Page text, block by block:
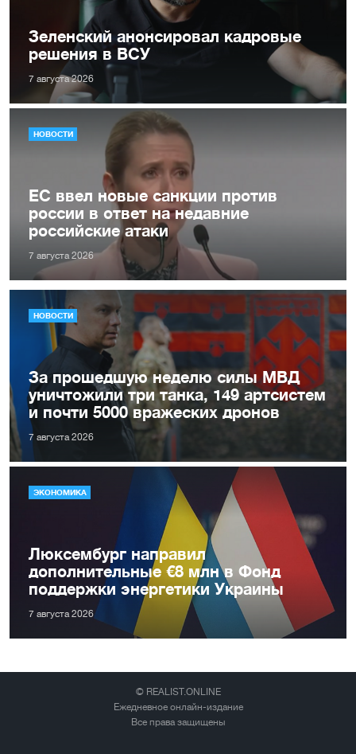
Зеленский анонсировал кадровые
решения в ВСУ
7 августа 2026
НОВОСТИ
ЕС ввел новые санкции против
россии в ответ на недавние
российские атаки
7 августа 2026
НОВОСТИ
За прошедшую неделю силы МВД
уничтожили три танка, 149 артсистем
и почти 5000 вражеских дронов
7 августа 2026
ЭКОНОМИКА
Люксембург направил
дополнительные €8 млн в Фонд
поддержки энергетики Украины
7 августа 2026
© REALIST.ONLINE
Ежедневное онлайн-издание
Все права защищены